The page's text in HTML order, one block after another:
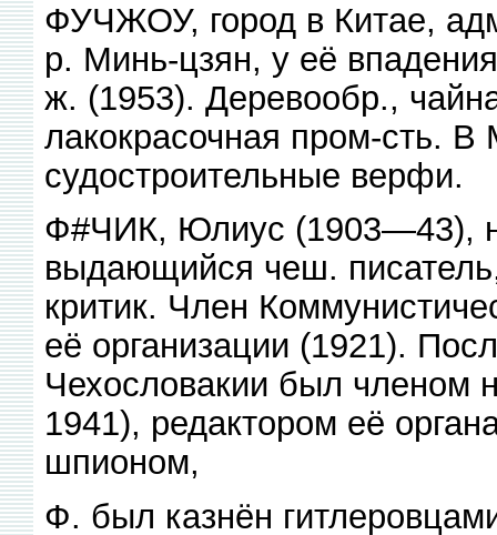
ФУЧЖОУ, город в Китае,
р. Минь-цзян, у её
ж. (1953). Деревообр.,
лакокрасочная пром-сть.
судостроительные верфи.
Ф#ЧИК, Юлиус (1903—43),
выдающийся чеш.
критик. Член
её организации (1921).
Чехословакии был членом
1941), редактором её
шпионом,
Ф. был казнён